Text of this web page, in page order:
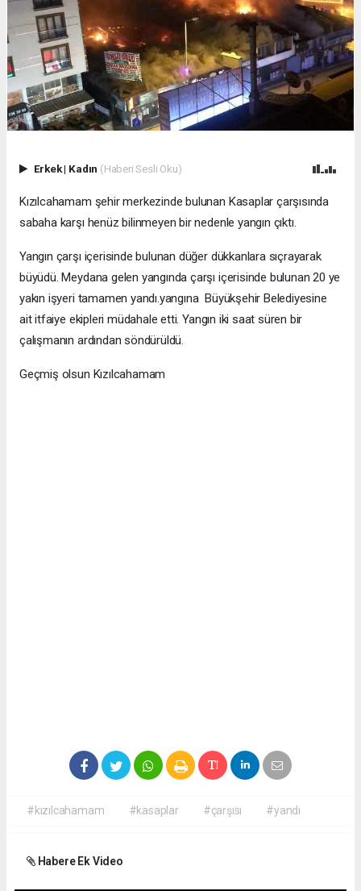
Erkek| Kadın (Haberi Sesli Oku)
Kızılcahamam şehir merkezinde bulunan Kasaplar çarşısında
sabaha karşı henüz bilinmeyen bir nedenle yangın çıktı.
Yangın çarşı içerisinde bulunan düğer dükkanlara sıçrayarak
büyüdü. Meydana gelen yangında çarşı içerisinde bulunan 20 ye
yakın işyeri tamamen yandı.yangına Büyükşehir Belediyesine
ait itfaiye ekipleri müdahale etti. Yangın iki saat süren bir
çalışmanın ardından söndürüldü.
Geçmiş olsun Kızılcahamam
#kızılcahamam #kasaplar #çarşısı #yandı
Habere Ek Video